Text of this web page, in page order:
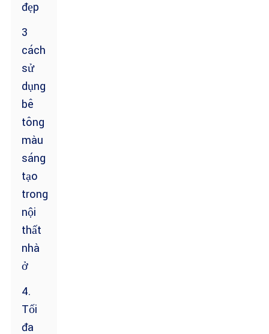
đẹp
3
cách
sử
dụng
bê
tông
màu
sáng
tạo
trong
nội
thất
nhà
ở
4.
Tối
đa